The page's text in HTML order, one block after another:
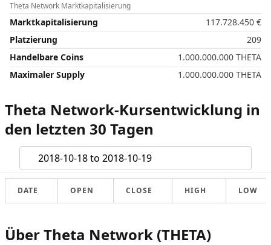
Theta Network Marktkapitalisierung
Marktkapitalisierung 117.728.450 €
Platzierung
209
Handelbare Coins
1.000.000.000 THETA
Maximaler Supply
1.000.000.000 THETA
Theta Network-Kursentwicklung in
den letzten 30 Tagen
DATE OPEN CLOSE HIGH LOW
Über Theta Network (THETA)